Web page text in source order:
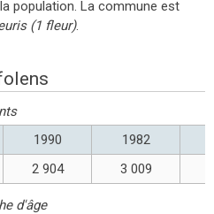
population. La commune est
(1 fleur).
1990 1982
2 904 3 009
d'âge